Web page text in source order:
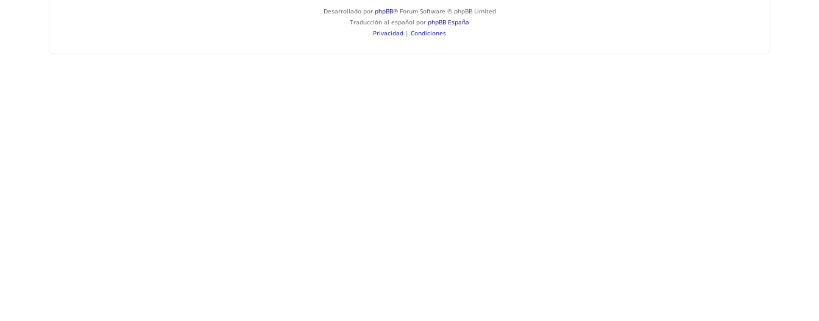
Desarrollado por phpBB® Forum Software © phpBB Limited
Traducción al español por phpBB España
Privacidad | Condiciones